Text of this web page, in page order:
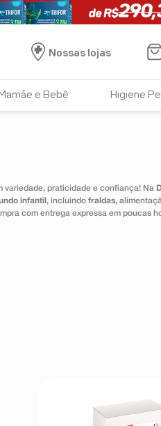
Nossas lojas
Mamãe e Bebê Higiene
variedade, praticidade e confiança! Na
infantil , incluindo fraldas,
com entrega expressa em poucas